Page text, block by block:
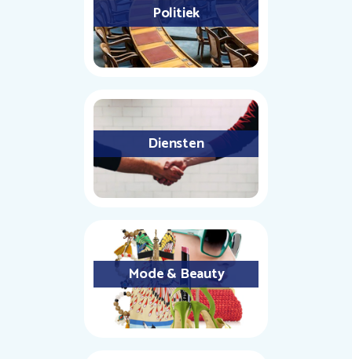
Politiek
Diensten
Mode & Beauty